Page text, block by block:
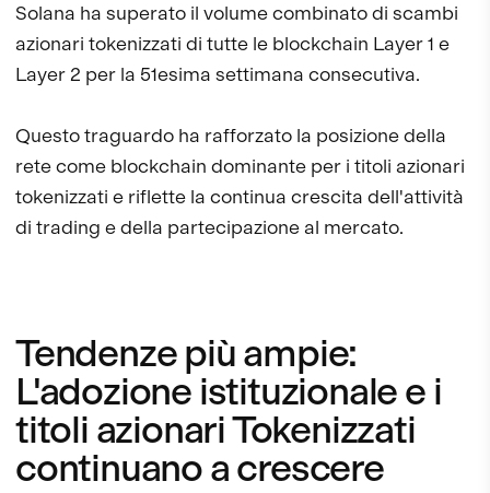
Solana ha superato il volume combinato di scambi
azionari tokenizzati di tutte le blockchain Layer 1 e
Layer 2 per la 51esima settimana consecutiva.
Questo traguardo ha rafforzato la posizione della
rete come blockchain dominante per i titoli azionari
tokenizzati e riflette la continua crescita dell'attività
di trading e della partecipazione al mercato.
Tendenze più ampie:
L'adozione istituzionale e i
titoli azionari Tokenizzati
continuano a crescere